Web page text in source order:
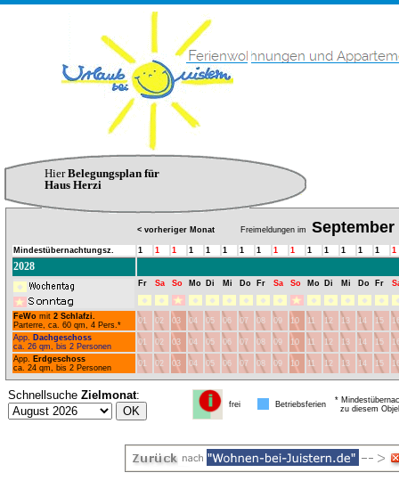
HierBelegungsplan für
Haus Herzi
< vorheriger Monat Freimeldungen im September
Mindestübernachtungsz. 1 1 1 1 1 1 1 1 1 1 1 1 1 1 1 1
2028
Fr Sa So Mo Di Mi Do Fr Sa So Mo Di Mi Do Fr
FeWo mit 2 Schlafzi.
Parterre, ca. 60 qm, 4 Pers.*
01 02 03 04 05 06 07 08 09 10 11 12 13 14 15
App. Dachgeschoss
ca. 26 qm, bis 2 Personen
01 02 03 04 05 06 07 08 09 10 11 12 13 14 15
App. Erdgeschoss
ca. 24 qm, bis 2 Personen
01 02 03 04 05 06 07 08 09 10 11 12 13 14 15
Schnellsuche Zielmonat:
frei Betriebsferien
*
zu diesem